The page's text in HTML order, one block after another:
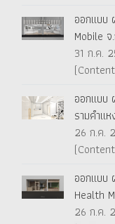
ออกแบบ
Mobile
31 ก.ค.
ออกแบบ
รามคำแ
26 ก.ค.
ออกแบบ
Health
26 ก.ค.